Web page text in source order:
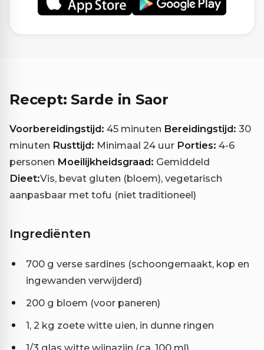
Recept: Sarde in Saor
Voorbereidingstijd: 45 minuten Bereidingstijd: 30
minuten Rusttijd: Minimaal 24 uur Porties: 4-6
personen Moeilijkheidsgraad: Gemiddeld
Dieet:Vis, bevat gluten (bloem), vegetarisch
aanpasbaar met tofu (niet traditioneel)
Ingrediënten
700 g verse sardines (schoongemaakt, kop en
ingewanden verwijderd)
200 g bloem (voor paneren)
1, 2 kg zoete witte uien, in dunne ringen
1/3 glas witte wijnazijn (ca. 100 ml)